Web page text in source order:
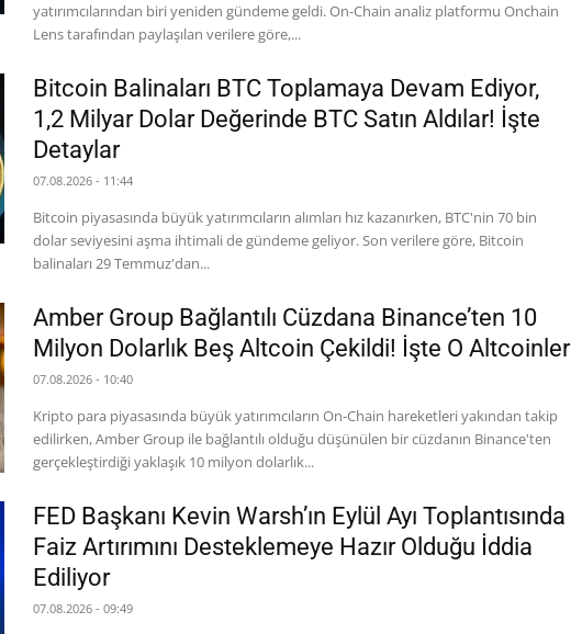
yatırımcılarından biri yeniden gündeme geldi. On-Chain analiz platformu Onchain
Lens tarafından paylaşılan verilere göre,...
Bitcoin Balinaları BTC Toplamaya Devam Ediyor,
1,2 Milyar Dolar Değerinde BTC Satın Aldılar! İşte
Detaylar
07.08.2026 - 11:44
Bitcoin piyasasında büyük yatırımcıların alımları hız kazanırken, BTC'nin 70 bin
dolar seviyesini aşma ihtimali de gündeme geliyor. Son verilere göre, Bitcoin
balinaları 29 Temmuz'dan...
Amber Group Bağlantılı Cüzdana Binance’ten 10
Milyon Dolarlık Beş Altcoin Çekildi! İşte O Altcoinler
07.08.2026 - 10:40
Kripto para piyasasında büyük yatırımcıların On-Chain hareketleri yakından takip
edilirken, Amber Group ile bağlantılı olduğu düşünülen bir cüzdanın Binance'ten
gerçekleştirdiği yaklaşık 10 milyon dolarlık...
FED Başkanı Kevin Warsh’ın Eylül Ayı Toplantısında
Faiz Artırımını Desteklemeye Hazır Olduğu İddia
Ediliyor
07.08.2026 - 09:49